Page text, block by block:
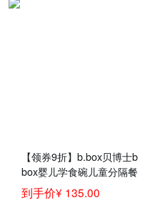
【领券9折】b.box贝博士b
box婴儿学食碗儿童分隔餐
盘 +勺叉套装 bbox宝宝吃
饭组合套装 葡萄紫
到手价¥ 135.00